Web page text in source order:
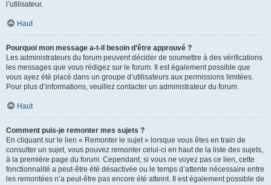
l’utilisateur.
Haut
Pourquoi mon message a-t-il besoin d’être approuvé ?
Les administrateurs du forum peuvent décider de soumettre à des vérifications
les messages que vous rédigez sur le forum. Il est également possible que
vous ayez été placé dans un groupe d’utilisateurs aux permissions limitées.
Pour plus d’informations, veuillez contacter un administrateur du forum.
Haut
Comment puis-je remonter mes sujets ?
En cliquant sur le lien « Remonter le sujet » lorsque vous êtes en train de
consulter un sujet, vous pouvez remonter celui-ci en haut de la liste des sujets,
à la première page du forum. Cependant, si vous ne voyez pas ce lien, cette
fonctionnalité a peut-être été désactivée ou le temps d’attente nécessaire entre
les remontées n’a peut-être pas encore été atteint. Il est également possible de